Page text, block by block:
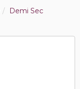
Demi Sec